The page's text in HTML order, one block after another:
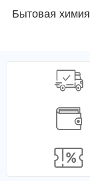
Бытовая химия